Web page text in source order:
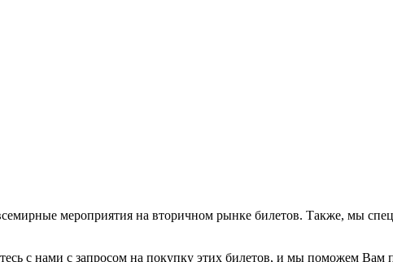
мероприятия на вторичном рынке билетов. Также, мы
с нами с запросом на покупку этих билетов, и мы поможем Вам